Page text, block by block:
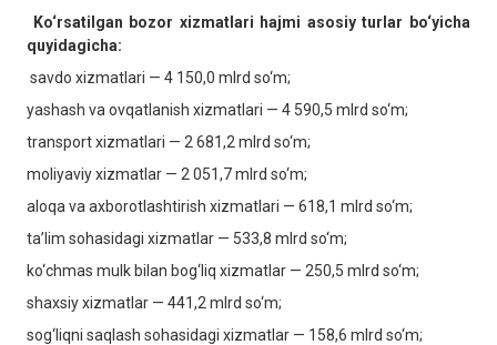
Ko‘rsatilgan bozor xizmatlari hajmi asosiy turlar bo‘yicha
quyidagicha:
savdo xizmatlari — 4 150,0 mlrd so‘m;
yashash va ovqatlanish xizmatlari — 4 590,5 mlrd so‘m;
transport xizmatlari — 2 681,2 mlrd so‘m;
moliyaviy xizmatlar — 2 051,7 mlrd so‘m;
aloqa va axborotlashtirish xizmatlari — 618,1 mlrd so‘m;
ta’lim sohasidagi xizmatlar — 533,8 mlrd so‘m;
ko‘chmas mulk bilan bog‘liq xizmatlar — 250,5 mlrd so‘m;
shaxsiy xizmatlar — 441,2 mlrd so‘m;
sog‘liqni saqlash sohasidagi xizmatlar — 158,6 mlrd so‘m;